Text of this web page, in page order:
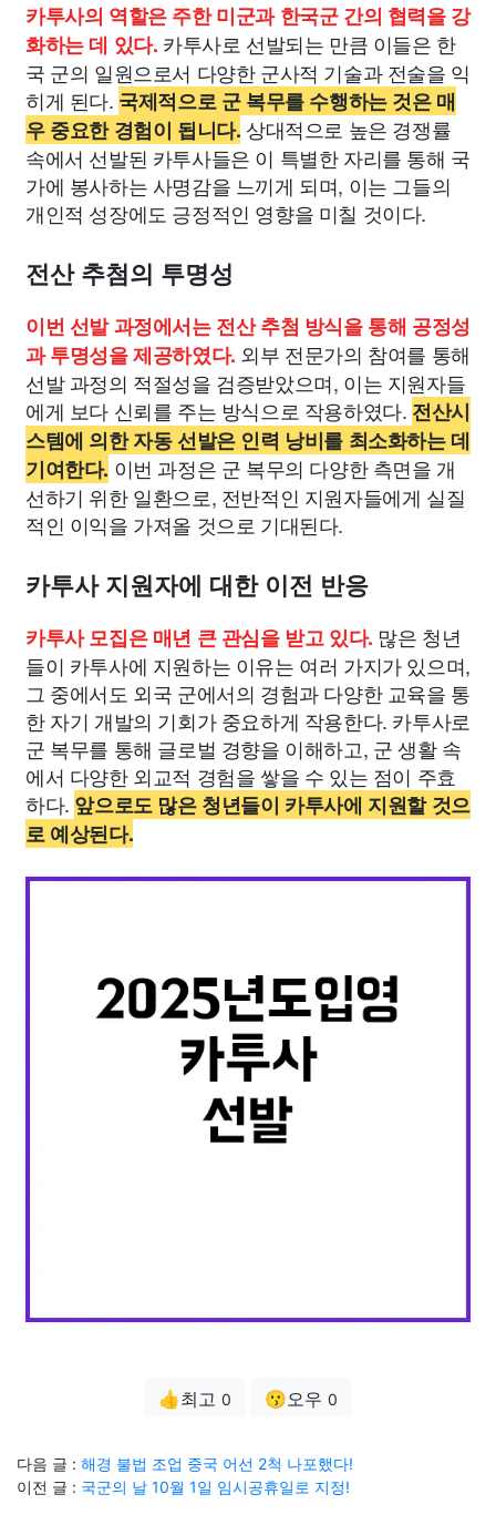
카투사의 역할은 주한 미군과 한국군 간의 협력을 강
화하는 데 있다. 카투사로 선발되는 만큼 이들은 한
국 군의 일원으로서 다양한 군사적 기술과 전술을 익
히게 된다. 국제적으로 군 복무를 수행하는 것은 매
우 중요한 경험이 됩니다. 상대적으로 높은 경쟁률
속에서 선발된 카투사들은 이 특별한 자리를 통해 국
가에 봉사하는 사명감을 느끼게 되며, 이는 그들의
개인적 성장에도 긍정적인 영향을 미칠 것이다.
전산 추첨의 투명성
이번 선발 과정에서는 전산 추첨 방식을 통해 공정성
과 투명성을 제공하였다. 외부 전문가의 참여를 통해
선발 과정의 적절성을 검증받았으며, 이는 지원자들
에게 보다 신뢰를 주는 방식으로 작용하였다. 전산시
스템에 의한 자동 선발은 인력 낭비를 최소화하는 데
기여한다. 이번 과정은 군 복무의 다양한 측면을 개
선하기 위한 일환으로, 전반적인 지원자들에게 실질
적인 이익을 가져올 것으로 기대된다.
카투사 지원자에 대한 이전 반응
카투사 모집은 매년 큰 관심을 받고 있다. 많은 청년
들이 카투사에 지원하는 이유는 여러 가지가 있으며,
그 중에서도 외국 군에서의 경험과 다양한 교육을 통
한 자기 개발의 기회가 중요하게 작용한다. 카투사로
군 복무를 통해 글로벌 경향을 이해하고, 군 생활 속
에서 다양한 외교적 경험을 쌓을 수 있는 점이 주효
하다. 앞으로도 많은 청년들이 카투사에 지원할 것으
로 예상된다.
👍최고 0 😗오우 0
다음 글 : 해경 불법 조업 중국 어선 2척 나포했다!
이전 글 : 국군의 날 10월 1일 임시공휴일로 지정!